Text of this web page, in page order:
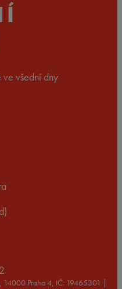
ve všední dny
14000 Praha 4, IČ: 19465301 |